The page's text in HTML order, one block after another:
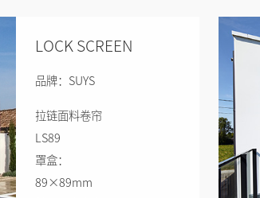
LOCK SCREEN
品牌：SUYS
拉链面料卷帘
LS89
罩盒：
89×89mm